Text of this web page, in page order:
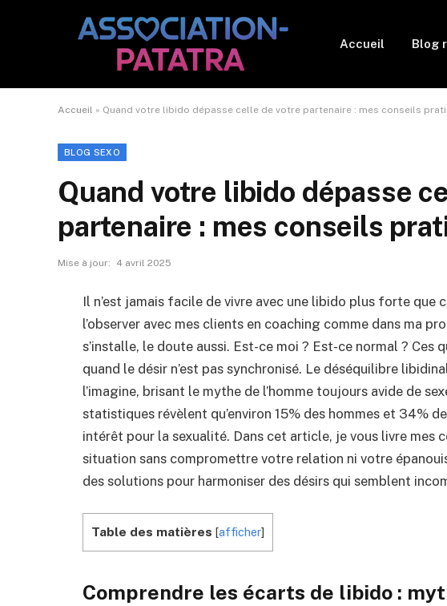
Accueil Blog
Accueil » Quand votre libido dépasse celle de votre partenaire : mes conseils
BLOG SEXO
Quand votre libido dépasse
partenaire : mes conseils
Mise à jour: 4 avril 2025
Il n’est jamais facile de vivre avec une libido plus forte que
l’observer avec mes clients en coaching comme dans ma
s’installe, le doute aussi. Est-ce moi ? Est-ce normal ? Ces
quand le désir n’est pas synchronisé. Le déséquilibre
l’imagine, brisant le mythe de l’homme toujours avide de
statistiques révèlent qu’environ 15% des hommes et 34%
intérêt pour la sexualité. Dans cet article, je vous livre mes
situation sans compromettre votre relation ni votre
des solutions pour harmoniser des désirs qui semblent
Table des matières [afficher]
Comprendre les écarts de libido :